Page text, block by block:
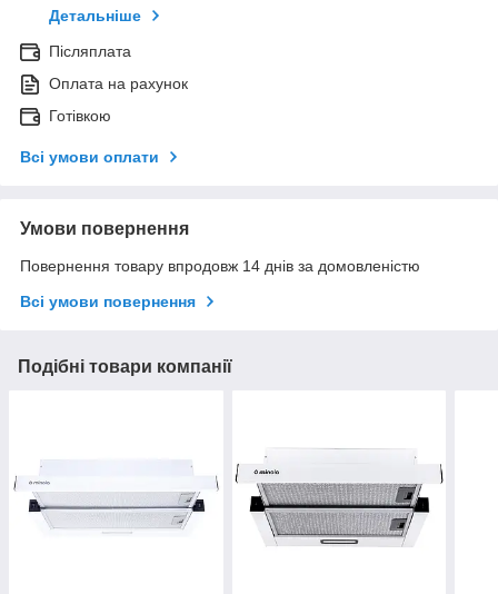
Детальніше
Післяплата
Оплата на рахунок
Готівкою
Всі умови оплати
Умови повернення
Повернення товару впродовж 14 днів за домовленістю
Всі умови повернення
Подібні товари компанії